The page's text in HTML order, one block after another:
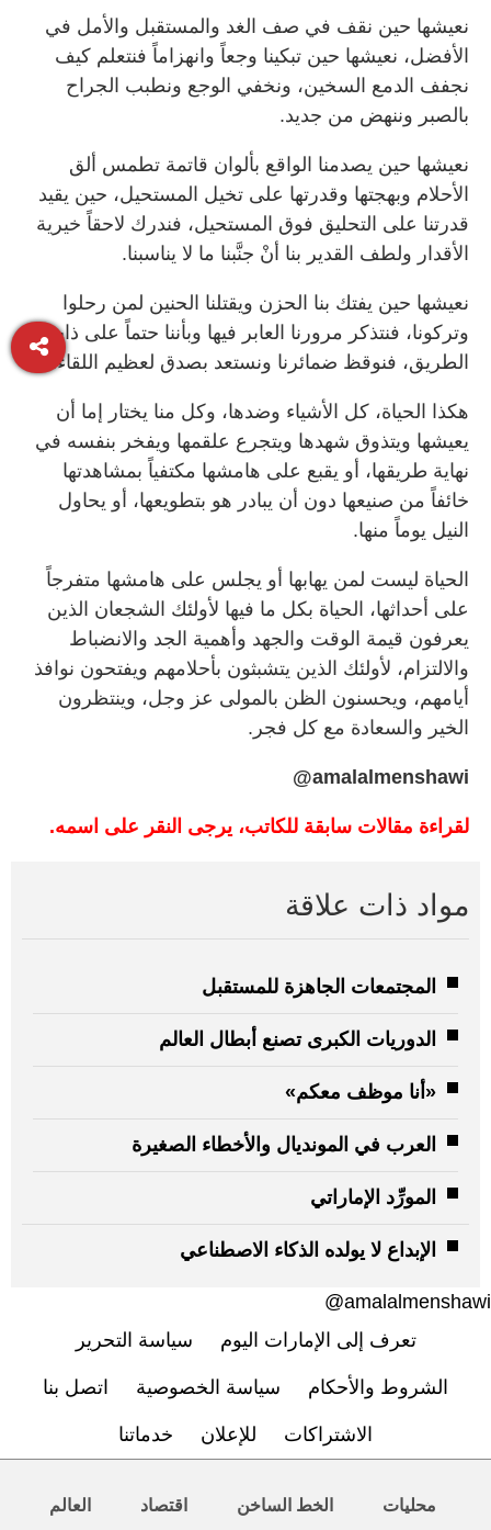
نعيشها حين نقف في صف الغد والمستقبل والأمل في
الأفضل، نعيشها حين تبكينا وجعاً وانهزاماً فنتعلم كيف
نجفف الدمع السخين، ونخفي الوجع ونطبب الجراح
بالصبر وننهض من جديد.
نعيشها حين يصدمنا الواقع بألوان قاتمة تطمس ألق
الأحلام وبهجتها وقدرتها على تخيل المستحيل، حين يقيد
قدرتنا على التحليق فوق المستحيل، فندرك لاحقاً خيرية
الأقدار ولطف القدير بنا أنْ جنَّبنا ما لا يناسبنا.
نعيشها حين يفتك بنا الحزن ويقتلنا الحنين لمن رحلوا
وتركونا، فنتذكر مرورنا العابر فيها وبأننا حتماً على ذات
الطريق، فنوقظ ضمائرنا ونستعد بصدق لعظيم اللقاء.
هكذا الحياة، كل الأشياء وضدها، وكل منا يختار إما أن
يعيشها ويتذوق شهدها ويتجرع علقمها ويفخر بنفسه في
نهاية طريقها، أو يقبع على هامشها مكتفياً بمشاهدتها
خائفاً من صنيعها دون أن يبادر هو بتطويعها، أو يحاول
النيل يوماً منها.
الحياة ليست لمن يهابها أو يجلس على هامشها متفرجاً
على أحداثها، الحياة بكل ما فيها لأولئك الشجعان الذين
يعرفون قيمة الوقت والجهد وأهمية الجد والانضباط
والالتزام، لأولئك الذين يتشبثون بأحلامهم ويفتحون نوافذ
أيامهم، ويحسنون الظن بالمولى عز وجل، وينتظرون
الخير والسعادة مع كل فجر.
amalalmenshawi@
لقراءة مقالات سابقة للكاتب، يرجى النقر على اسمه.
مواد ذات علاقة
المجتمعات الجاهزة للمستقبل
الدوريات الكبرى تصنع أبطال العالم
«أنا موظف معكم»
العرب في المونديال والأخطاء الصغيرة
المورِّد الإماراتي
الإبداع لا يولده الذكاء الاصطناعي
amalalmenshawi@
تعرف إلى الإمارات اليوم
سياسة التحرير
الشروط والأحكام سياسة الخصوصية اتصل بنا
الاشتراكات للإعلان خدماتنا
محليات الخط الساخن اقتصاد العالم